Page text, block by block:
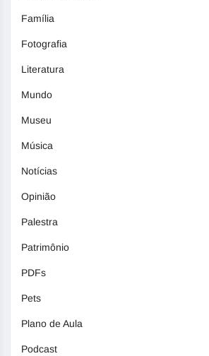
Família
Fotografia
Literatura
Mundo
Museu
Música
Notícias
Opinião
Palestra
Patrimônio
PDFs
Pets
Plano de Aula
Podcast